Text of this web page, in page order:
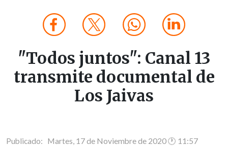
"Todos juntos": Canal 13
transmite documental de
Los Jaivas
Publicado: Martes, 17 de Noviembre de 2020 🕐 11:57